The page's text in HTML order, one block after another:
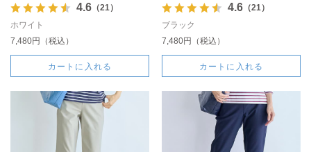
4.6（21）
ホワイト
7,480円（税込）
カートに入れる
4.6（21）
ブラック
7,480円（税込）
カートに入れる